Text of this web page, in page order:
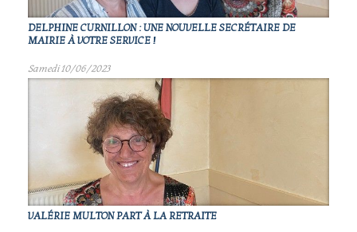
DELPHINE CURNILLON : UNE NOUVELLE SECRÉTAIRE DE
MAIRIE À VOTRE SERVICE !
Samedi 10/06/2023
VALÉRIE MULTON PART À LA RETRAITE